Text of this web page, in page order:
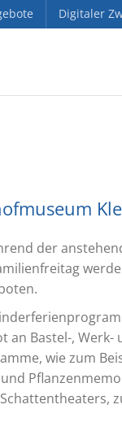
Digitaler
der
Bastel-, Werk-
wie zum